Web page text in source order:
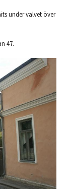
under valvet över
47.